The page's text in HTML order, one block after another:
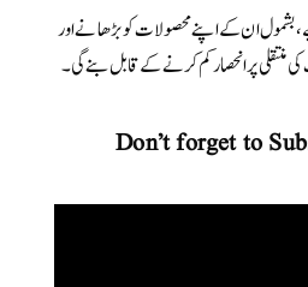
بشمول ان کے اپنے محصولات کو بڑھانے اور
منتقلی پر انحصار کم کرنے کے قابل بنے گی۔
Don’t forget to